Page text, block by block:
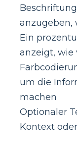
anzugeben,
Ein
anzeigt, wie
um die
machen
Optionaler
Kontext